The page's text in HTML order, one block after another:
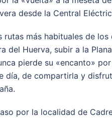
desde la Central
rutas más habituales de
del Huerva, subir a la
pierde su «encanto»
día, de compartirla y
por la localidad de